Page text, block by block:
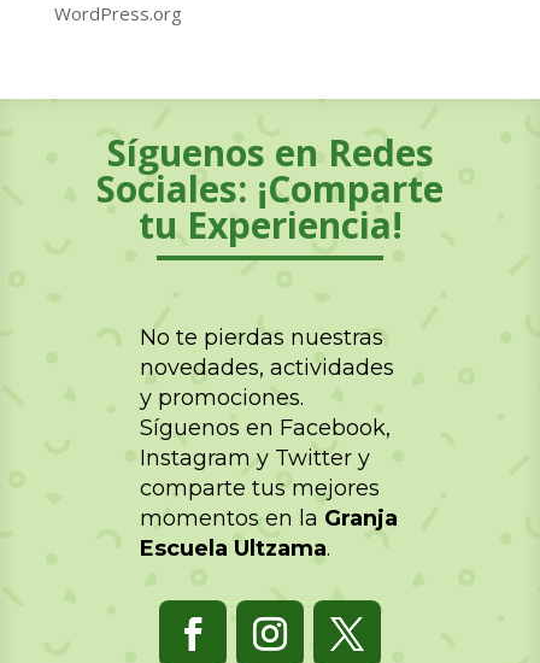
WordPress.org
Síguenos en Redes
Sociales: ¡Comparte
tu Experiencia!
No te pierdas nuestras
novedades, actividades
y promociones.
Síguenos en Facebook,
Instagram y Twitter y
comparte tus mejores
momentos en la Granja
Escuela Ultzama.